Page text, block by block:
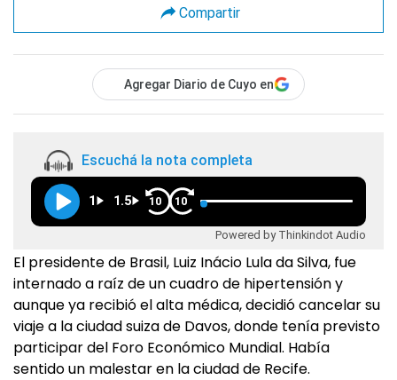
Compartir
Agregar Diario de Cuyo en
Escuchá la nota completa
1 1.5 10 10
Powered by Thinkindot Audio
El presidente de Brasil, Luiz Inácio Lula da Silva, fue
internado a raíz de un cuadro de hipertensión y
aunque ya recibió el alta médica, decidió cancelar su
viaje a la ciudad suiza de Davos, donde tenía previsto
participar del Foro Económico Mundial. Había
sentido un malestar en la ciudad de Recife.